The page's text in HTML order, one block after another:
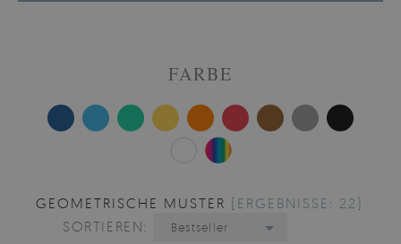
FARBE
GEOMETRISCHE MUSTER [ERGEBNISSE: 22]
SORTIEREN:
Bestseller